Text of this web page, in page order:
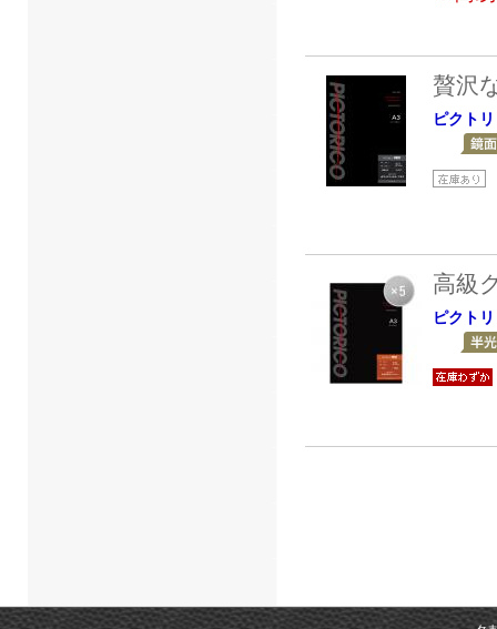
贅沢
ピクト
高級
ピクト